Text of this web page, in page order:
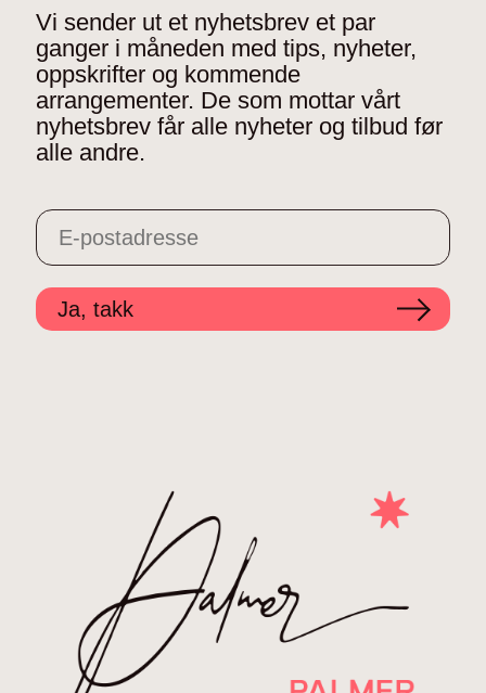
Vi sender ut et nyhetsbrev et par
ganger i måneden med tips, nyheter,
oppskrifter og kommende
arrangementer. De som mottar vårt
nyhetsbrev får alle nyheter og tilbud før
alle andre.
Ja, takk